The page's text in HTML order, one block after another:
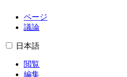
ページ
議論
日本語
閲覧
編集